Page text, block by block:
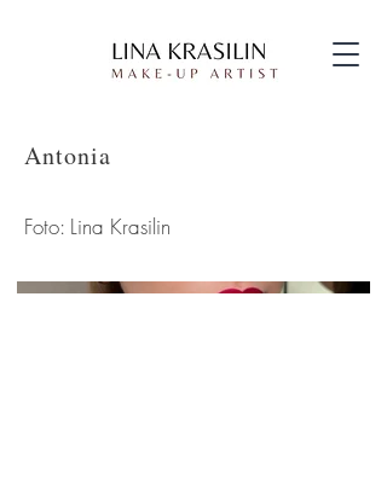
Antonia
Foto: Lina Krasilin